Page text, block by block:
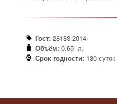
Гост: 28188-2014
Объём: 0.65 л.
Срок годности: 180 суток